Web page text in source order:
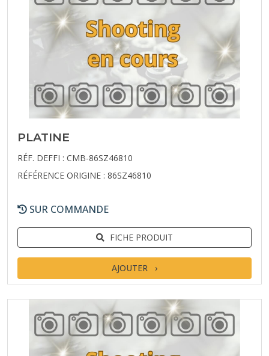
PLATINE
RÉF. DEFFI : CMB-86SZ46810
RÉFÉRENCE ORIGINE : 86SZ46810
SUR COMMANDE
FICHE PRODUIT
AJOUTER